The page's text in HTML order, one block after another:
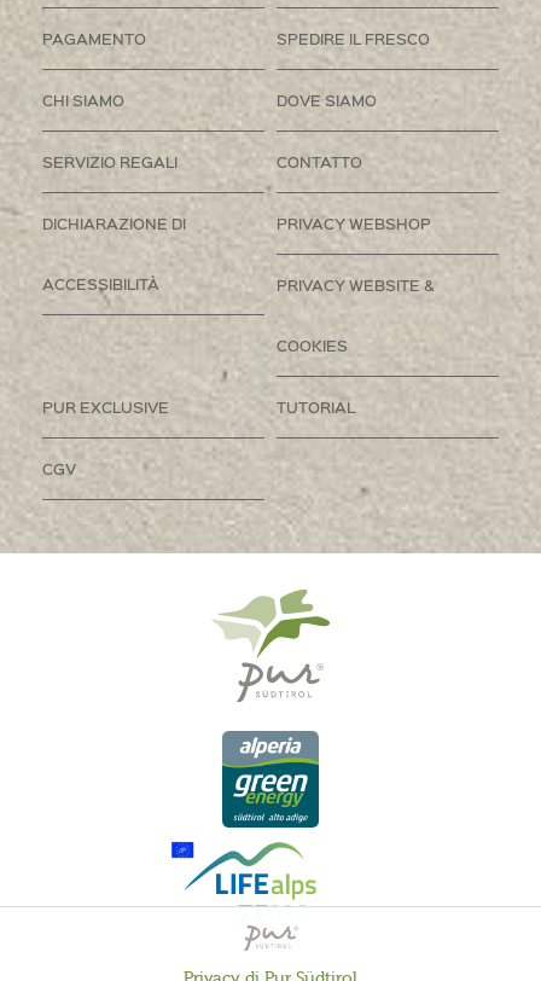
PAGAMENTO SPEDIRE IL FRESCO
CHI SIAMO DOVE SIAMO
SERVIZIO REGALI CONTATTO
DICHIARAZIONE DI
ACCESSIBILITÀ
PRIVACY WEBSHOP
PRIVACY WEBSITE &
COOKIES
PUR EXCLUSIVE TUTORIAL
CGV